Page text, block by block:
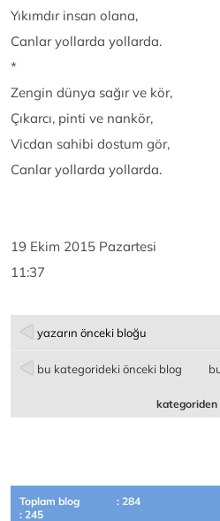
Yıkımdır insan olana,
Canlar yollarda yollarda.
*
Zengin dünya sağır ve kör,
Çıkarcı, pinti ve nankör,
Vicdan sahibi dostum gör,
Canlar yollarda yollarda.
19 Ekim 2015 Pazartesi
11:37
yazarın önceki bloğu
bu kategorideki önceki blog
Toplam blog
: 284
: 245